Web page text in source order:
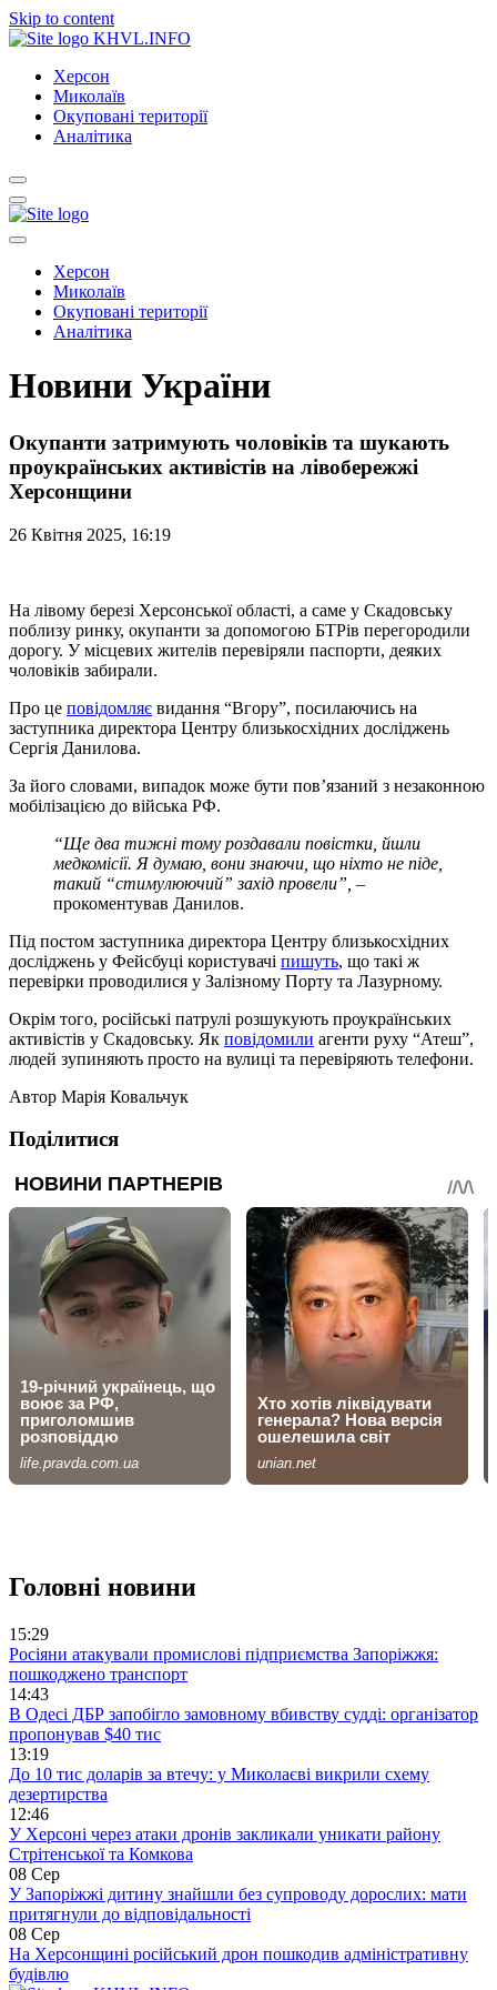
Skip to content
KHVL.INFO
Херсон
Миколаїв
Окуповані території
Аналітика
Херсон
Миколаїв
Окуповані території
Аналітика
Новини України
Окупанти затримують чоловіків та шукають
проукраїнських активістів на лівобережжі
Херсонщини
26 Квітня 2025, 16:19
На лівому березі Херсонської області, а саме у Скадовську
поблизу ринку, окупанти за допомогою БТРів перегородили
дорогу. У місцевих жителів перевіряли паспорти, деяких
чоловіків забирали.
Про це повідомляє видання “Вгору”, посилаючись на
заступника директора Центру близькосхідних досліджень
Сергія Данилова.
За його словами, випадок може бути пов’язаний з незаконною
мобілізацією до війська РФ.
“Ще два тижні тому роздавали повістки, йшли
медкомісії. Я думаю, вони знаючи, що ніхто не піде,
такий “стимулюючий” захід провели”, –
прокоментував Данилов.
Під постом заступника директора Центру близькосхідних
досліджень у Фейсбуці користувачі пишуть, що такі ж
перевірки проводилися у Залізному Порту та Лазурному.
Окрім того, російські патрулі розшукують проукраїнських
активістів у Скадовську. Як повідомили агенти руху “Атеш”,
людей зупиняють просто на вулиці та перевіряють телефони.
Автор Марія Ковальчук
Поділитися
Головні новини
15:29
Росіяни атакували промислові підприємства Запоріжжя:
пошкоджено транспорт
14:43
В Одесі ДБР запобігло замовному вбивству судді: організатор
пропонував $40 тис
13:19
До 10 тис доларів за втечу: у Миколаєві викрили схему
дезертирства
12:46
У Херсоні через атаки дронів закликали уникати району
Стрітенської та Комкова
08 Сер
У Запоріжжі дитину знайшли без супроводу дорослих: мати
притягнули до відповідальності
08 Сер
На Херсонщині російський дрон пошкодив адміністративну
будівлю